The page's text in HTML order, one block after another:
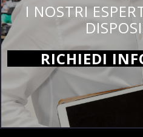
I NOSTRI ESPERTI
RICHIEDI